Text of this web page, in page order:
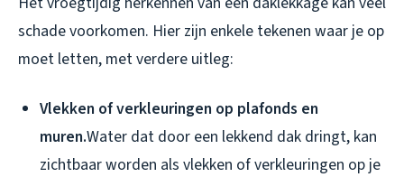
schade voorkomen. Hier zijn enkele tekenen waar je op
moet letten, met verdere uitleg:
Vlekken of verkleuringen op plafonds en
muren.Water dat door een lekkend dak dringt, kan
zichtbaar worden als vlekken of verkleuringen op je